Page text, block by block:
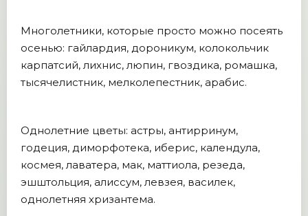
Многолетники, которые просто можно посеять
осенью: гайлардия, дороникум, колокольчик
карпатсий, лихнис, люпин, гвоздика, ромашка,
тысячелистник, мелколепестник, арабис.
Однолетние цветы: астры, антирринум,
годеция, диморфотека, иберис, календула,
космея, лаватера, мак, маттиола, резеда,
эшштольция, алиссум, левзея, василек,
однолетняя хризантема.